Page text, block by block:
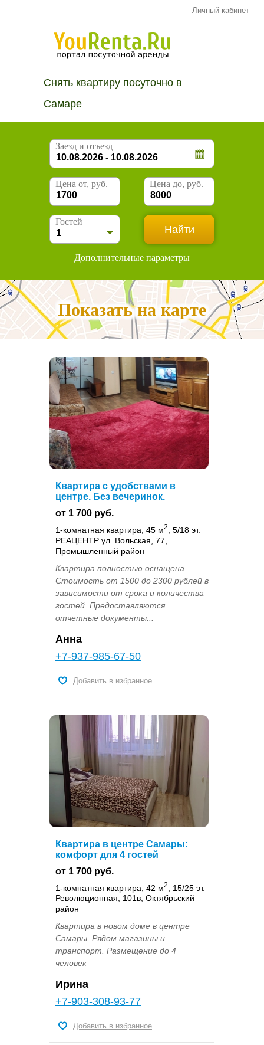
Личный кабинет
Снять квартиру посуточно в
Самаре
Заезд и отъезд
Цена от, руб. Цена до, руб.
Гостей
Дополнительные параметры
Показать на карте
Квартира с удобствами в
центре. Без вечеринок.
от 1 700 руб.
1-комнатная квартира, 45 м2
, 5/18 эт.
РЕАЦЕНТР ул. Вольская, 77,
Промышленный район
Квартира полностью оснащена.
Стоимость от 1500 до 2300 рублей в
зависимости от срока и количества
гостей. Предоставляются
отчетные документы...
Анна
+7-937-985-67-50
Добавить в избранное
Квартира в центре Самары:
комфорт для 4 гостей
от 1 700 руб.
1-комнатная квартира, 42 м2
, 15/25 эт.
Революционная, 101в, Октябрьский
район
Квартира в новом доме в центре
Самары. Рядом магазины и
транспорт. Размещение до 4
человек
Ирина
+7-903-308-93-77
Добавить в избранное